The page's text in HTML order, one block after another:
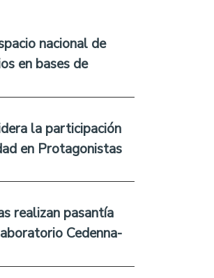
nacional de
en bases de
la participación
en Protagonistas
realizan pasantía
Cedenna-